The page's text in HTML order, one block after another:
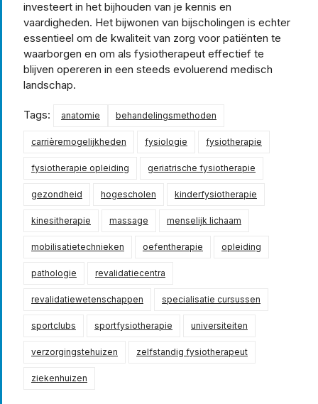
investeert in het bijhouden van je kennis en
vaardigheden. Het bijwonen van bijscholingen is echter
essentieel om de kwaliteit van zorg voor patiënten te
waarborgen en om als fysiotherapeut effectief te
blijven opereren in een steeds evoluerend medisch
landschap.
Tags: anatomie behandelingsmethoden
carrièremogelijkheden fysiologie fysiotherapie
fysiotherapie opleiding geriatrische fysiotherapie
gezondheid hogescholen kinderfysiotherapie
kinesitherapie massage menselijk lichaam
mobilisatietechnieken oefentherapie opleiding
pathologie revalidatiecentra
revalidatiewetenschappen specialisatie cursussen
sportclubs sportfysiotherapie universiteiten
verzorgingstehuizen zelfstandig fysiotherapeut
ziekenhuizen